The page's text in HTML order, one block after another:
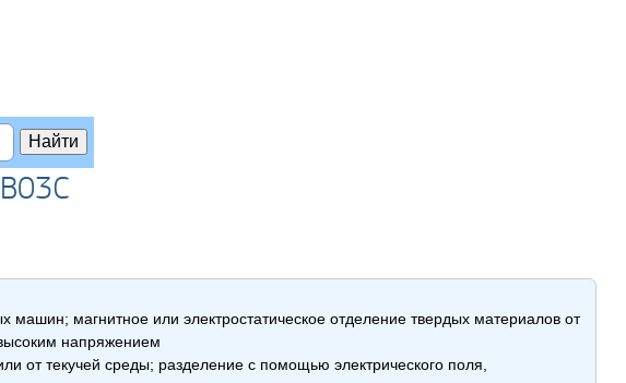
магнитное или электростатическое отделение твердых материалов от
напряжением
от текучей среды; разделение с помощью электрического поля,